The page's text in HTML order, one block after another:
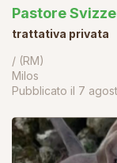
Pastore
trattativa privata
/ (RM)
Milos
Pubblicato il 7